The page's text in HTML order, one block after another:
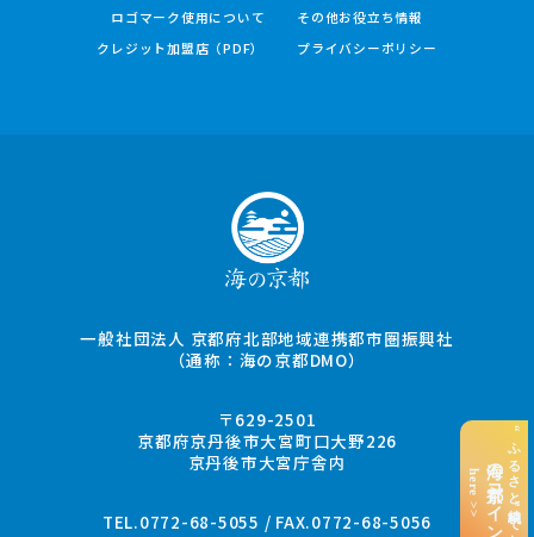
“ふるさと納税”でお支払い
海の京都コイン
here >>
ロゴマーク使用について
その他お役立ち情報
クレジット加盟店（PDF）
プライバシーポリシー
一般社団法人 京都府北部地域連携都市圏振興社
（通称：海の京都DMO）
〒629-2501
京都府京丹後市大宮町口大野226
京丹後市大宮庁舎内
TEL.0772-68-5055 / FAX.0772-68-5056